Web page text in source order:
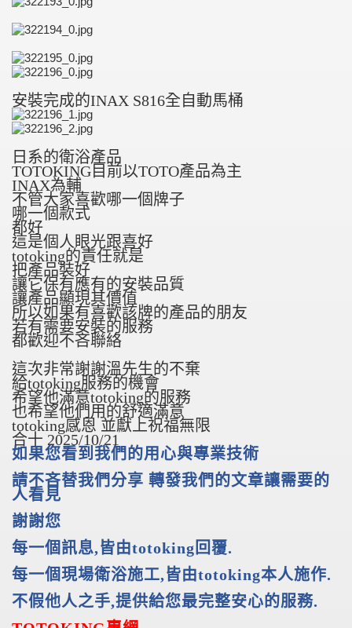
安裝完成的INAX S816全自動馬桶
日系的衛浴產品
TOTOKING目前以TOTO產品為主
INAX為輔
不管大家喜歡哪一個牌子
哪一個款式
都好
這是個人眼光跟喜好
totoking的責任就是
把產品裝好
讓它保有應有的安裝品質
讓產品顯現其價值
所以如果有喜歡該牌的產品的朋友
若有需要安裝的服務
都歡迎不吝聯絡
這次非常謝謝溫先生的不棄
給totoking服務的機會
希望他滿意totoking的服務
也希望他們用的舒適滿意
totoking感恩 並獻上祝福無限
合十 2025/10/21
如果您看到我們的用心與專業技術
請不吝替我們分享 轉發我們的文章讓需要的
人看見
謝謝您
每一個訊息,皆由totoking 回覆.
每一個現場衛浴施工,皆由totoking本人施作.
不假他人之手,提供給您最完整安心的服務.